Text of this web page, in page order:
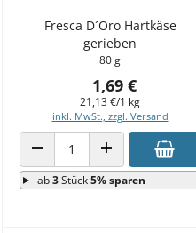
Fresca D´Oro Hartkäse
gerieben
80 g
1,69 €
21,13 €/1 kg
inkl. MwSt., zzgl. Versand
ANZAHL VERRINGERNANZAHL ERHÖHEN
ab3Stück5% sparen